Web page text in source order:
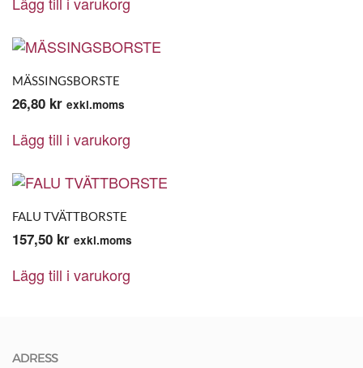
MÄSSINGSBORSTE
26,80 kr exkl.moms
Lägg till i varukorg
FALU TVÄTTBORSTE
157,50 kr exkl.moms
Lägg till i varukorg
ADRESS